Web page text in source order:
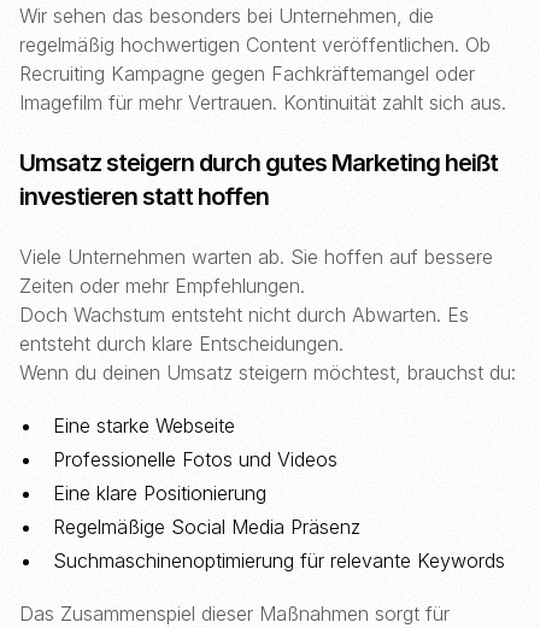
Wir sehen das besonders bei Unternehmen, die
regelmäßig hochwertigen Content veröffentlichen. Ob
Recruiting Kampagne gegen Fachkräftemangel oder
Imagefilm für mehr Vertrauen. Kontinuität zahlt sich aus.
Umsatz steigern durch gutes Marketing heißt
investieren statt hoffen
Viele Unternehmen warten ab. Sie hoffen auf bessere
Zeiten oder mehr Empfehlungen.
Doch Wachstum entsteht nicht durch Abwarten. Es
entsteht durch klare Entscheidungen.
Wenn du deinen Umsatz steigern möchtest, brauchst du:
Eine starke Webseite
Professionelle Fotos und Videos
Eine klare Positionierung
Regelmäßige Social Media Präsenz
Suchmaschinenoptimierung für relevante Keywords
Das Zusammenspiel dieser Maßnahmen sorgt für